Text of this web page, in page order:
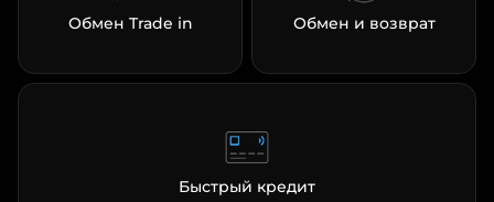
Обмен Trade in Обмен и возврат
Быстрый кредит